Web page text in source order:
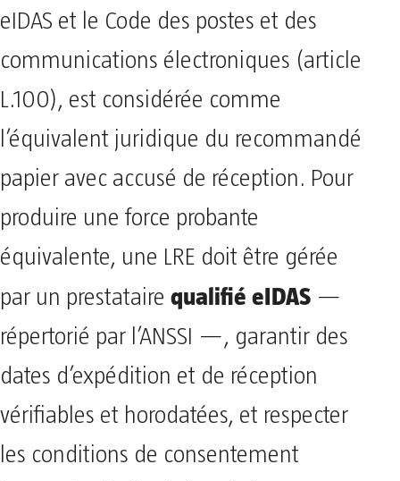
eIDAS et le Code des postes et des
communications électroniques (article
L.100), est considérée comme
l’équivalent juridique du recommandé
papier avec accusé de réception. Pour
produire une force probante
équivalente, une LRE doit être gérée
par un prestataire qualifié eIDAS —
répertorié par l’ANSSI —, garantir des
dates d’expédition et de réception
vérifiables et horodatées, et respecter
les conditions de consentement